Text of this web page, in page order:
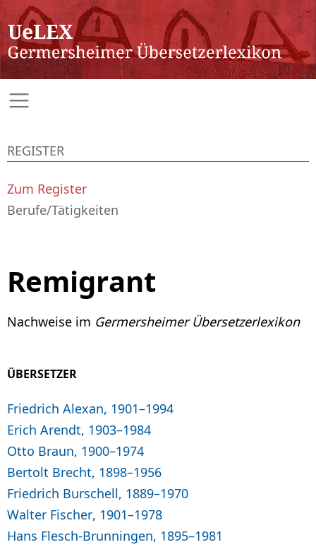
Remigrant
Nachweise im Germersheimer Übersetzerlexikon
ÜBERSETZER
Friedrich Alexan, 1901–1994
Erich Arendt, 1903–1984
Otto Braun, 1900–1974
Bertolt Brecht, 1898–1956
Friedrich Burschell, 1889–1970
Walter Fischer, 1901–1978
Hans Flesch-Brunningen, 1895–1981
REGISTER
Zum Register
Berufe/Tätigkeiten